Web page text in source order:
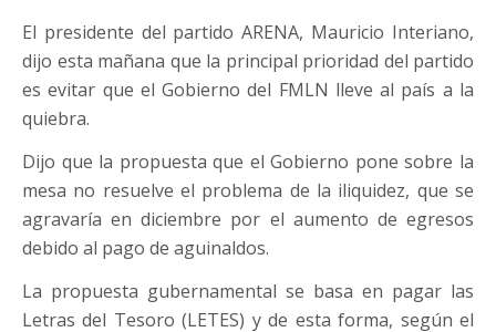
El presidente del partido ARENA, Mauricio Interiano,
dijo esta mañana que la principal prioridad del partido
es evitar que el Gobierno del FMLN lleve al país a la
quiebra.
Dijo que la propuesta que el Gobierno pone sobre la
mesa no resuelve el problema de la iliquidez, que se
agravaría en diciembre por el aumento de egresos
debido al pago de aguinaldos.
La propuesta gubernamental se basa en pagar las
Letras del Tesoro (LETES) y de esta forma, según el